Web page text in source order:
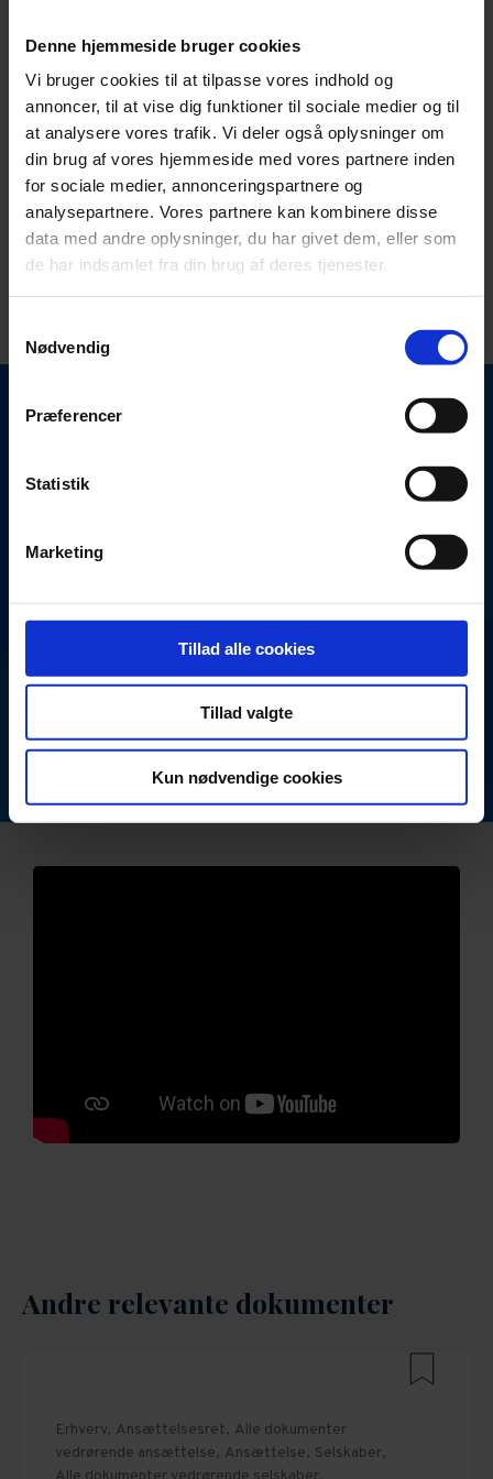
Denne hjemmeside bruger cookies
Vi bruger cookies til at tilpasse vores indhold og
annoncer, til at vise dig funktioner til sociale medier og til
at analysere vores trafik. Vi deler også oplysninger om
din brug af vores hjemmeside med vores partnere inden
for sociale medier, annonceringspartnere og
analysepartnere. Vores partnere kan kombinere disse
data med andre oplysninger, du har givet dem, eller som
de har indsamlet fra din brug af deres tjenester.
Nødvendig
Præferencer
Statistik
Marketing
Tillad alle cookies
Tillad valgte
Kun nødvendige cookies
3.Kvalitetsstemplet af Advokater
Start dokumentguide
Dato for underskrift af fuldmagten
Underskrifter fra vitterlighedsvidner
Andre relevante dokumenter
Erhverv, Ansættelsesret, Alle dokumenter
vedrørende ansættelse, Ansættelse, Selskaber,